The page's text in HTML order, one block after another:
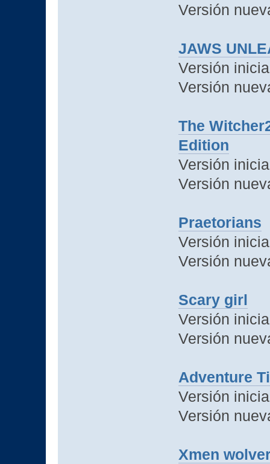
Versión
JAWS
Versión
Versión
The
Edition
Versión
Versión
Praetorians
Versión
Versión
Scary girl
Versión
Versión
Adventure
Versión
Versión
Xmen